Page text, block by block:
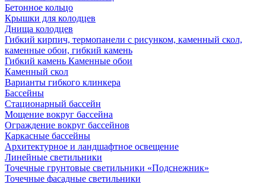
Бетонное кольцо
Крышки для колодцев
Днища колодцев
Гибкий кирпич, термопанели с рисунком, каменный скол,
каменные обои, гибкий камень
Гибкий камень Каменные обои
Каменный скол
Варианты гибкого клинкера
Бассейны
Стационарный бассейн
Мощение вокруг бассейна
Ограждение вокруг бассейнов
Каркасные бассейны
Архитектурное и ландшафтное освещение
Линейные светильники
Точечные грунтовые светильники «Подснежник»
Точечные фасадные светильники